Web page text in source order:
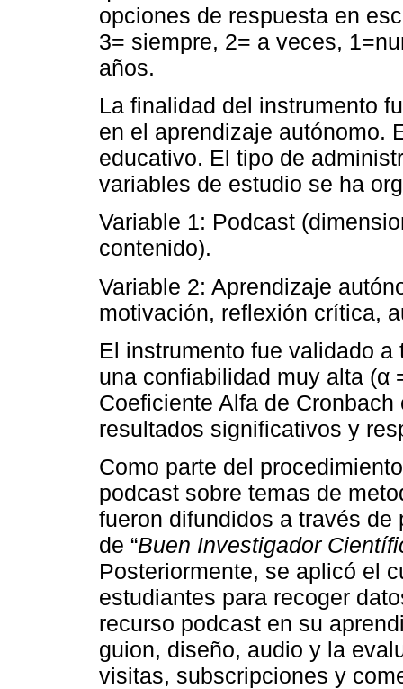
opciones de respuesta en
3= siempre, 2= a veces,
años.
La finalidad del instrumento
en el aprendizaje autónomo.
educativo. El tipo de
variables de estudio se ha
Variable 1: Podcast
contenido).
Variable 2: Aprendizaje
motivación, reflexión crítica,
El instrumento fue validado
una confiabilidad muy alta (α
Coeficiente Alfa de
resultados significativos y
Como parte del
podcast sobre temas de
fueron difundidos a través
de “Buen Investigador
Posteriormente, se aplicó el
estudiantes para recoger
recurso podcast en su
guion, diseño, audio y la
visitas, subscripciones y